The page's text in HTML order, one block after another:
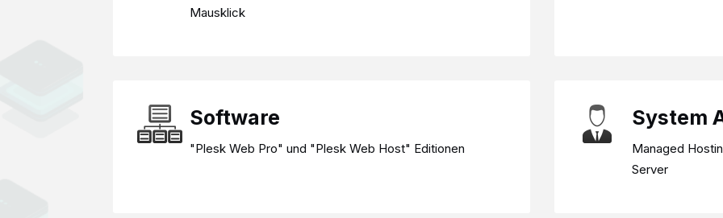
Alle Angebote
Mausklick
Software
"Plesk Web Pro" und "Plesk Web Host" Editionen
System
Managed
Server